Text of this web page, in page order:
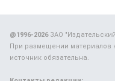
@1996-2026ЗАО
При размещении материалов
источник обязательна.